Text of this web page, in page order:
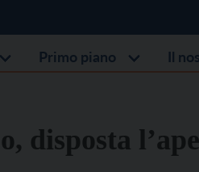
Primo piano Il
disposta